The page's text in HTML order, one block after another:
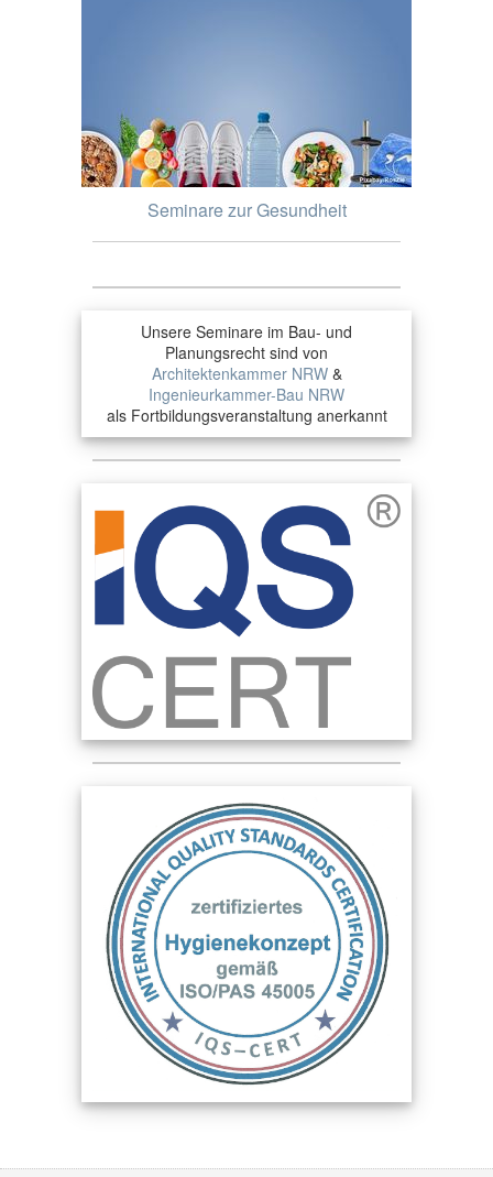
Seminare zur Gesundheit
Unsere Seminare im Bau- und
Planungsrecht sind von
Architektenkammer NRW&
Ingenieurkammer-Bau NRW
als Fortbildungsveranstaltung anerkannt